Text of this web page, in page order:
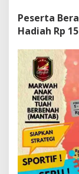
Peserta
Hadiah Rp